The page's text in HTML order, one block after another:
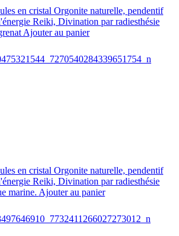
en cristal Orgonite naturelle, pendentif
Reiki, Divination par radiesthésie
Ajouter au panier
en cristal Orgonite naturelle, pendentif
Reiki, Divination par radiesthésie
marine. Ajouter au panier